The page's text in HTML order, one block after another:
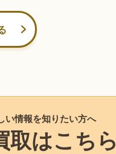
い情報を知りたい方へ
取はこちら